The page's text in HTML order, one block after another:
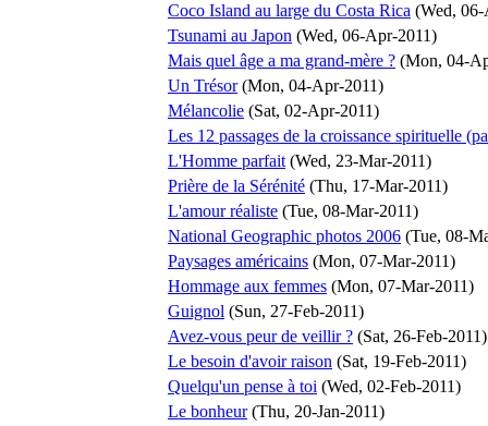
Coco Island au large du Costa Rica (Wed,
Tsunami au Japon (Wed, 06-Apr-2011)
Mais quel âge a ma grand-mère ? (Mon, 04-
Un Trésor(Mon, 04-Apr-2011)
Mélancolie (Sat, 02-Apr-2011)
Les 12 passages de la croissance spirituelle
L'Homme parfait (Wed, 23-Mar-2011)
Prière de la Sérénité (Thu, 17-Mar-2011)
L'amour réaliste (Tue, 08-Mar-2011)
National Geographic photos 2006 (Tue, 08-
Paysages américains (Mon, 07-Mar-2011)
Hommage aux femmes (Mon, 07-Mar-2011)
Guignol (Sun, 27-Feb-2011)
Avez-vous peur de veillir ? (Sat, 26-Feb-2011)
Le besoin d'avoir raison (Sat, 19-Feb-2011)
Quelqu'un pense à toi (Wed, 02-Feb-2011)
Le bonheur(Thu, 20-Jan-2011)